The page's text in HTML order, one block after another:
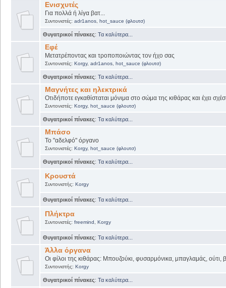
Ενισχυτές
Για πολλά ή λίγα βατ...
Συντονιστές: adr1anos, hot_sauce (φλουτσ)
Θυγατρικοί πίνακες: Τα καλύτερα...
Εφέ
Μετατρέποντας και τροποποιώντας τον ήχο σας
Συντονιστές: Korgy, adr1anos, hot_sauce (φλουτσ)
Θυγατρικοί πίνακες: Τα καλύτερα...
Μαγνήτες και ηλεκτρικά
Οτιδήποτε εγκαθίσταται μόνιμα στο σώμα της κιθάρας και έχει
Συντονιστές: Korgy, hot_sauce (φλουτσ)
Θυγατρικοί πίνακες: Τα καλύτερα...
Μπάσο
Το "αδελφό" όργανο
Συντονιστές: Korgy, hot_sauce (φλουτσ)
Θυγατρικοί πίνακες: Τα καλύτερα...
Κρουστά
Συντονιστής: Korgy
Θυγατρικοί πίνακες: Τα καλύτερα...
Πλήκτρα
Συντονιστές: freemind Korgy
Θυγατρικοί πίνακες: Τα καλύτερα...
Άλλα όργανα
Οι φίλοι της κιθάρας: Μπουζούκι, φυσαρμόνικα, μπαγλαμάς, ούτι,
Συντονιστής: Korgy
Θυγατρικοί πίνακες: Τα καλύτερα...